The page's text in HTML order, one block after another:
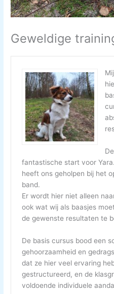
Geweldige
fantastische start voor
heeft ons geholpen bij het
band.
Er wordt hier niet alleen
ook wat wij als baasjes
de gewenste resultaten te
De basis cursus bood een
gehoorzaamheid en
dat ze hier veel ervaring
gestructureerd, en de
voldoende individuele